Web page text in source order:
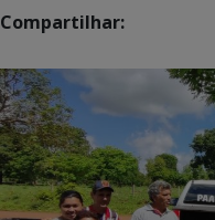
Compartilhar: